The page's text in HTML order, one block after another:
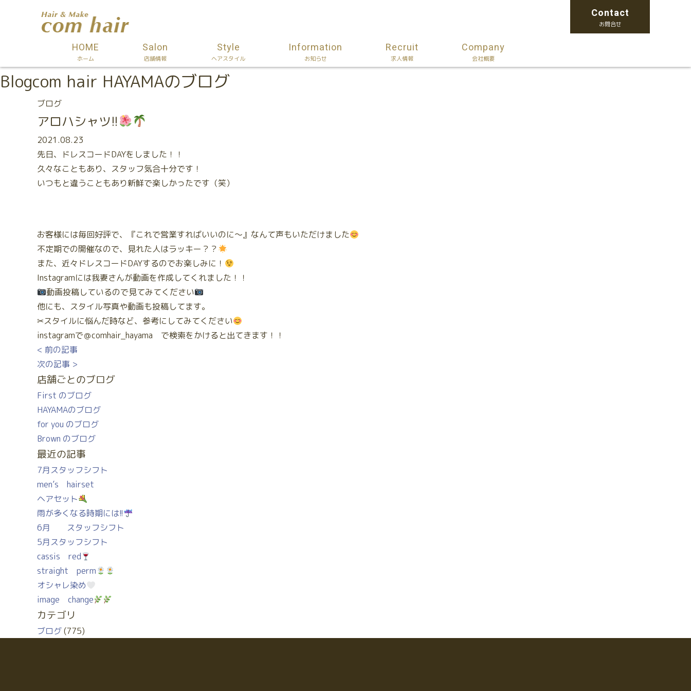
Contact
お問合せ
HOME
ホーム
Salon
店舗情報
Style
ヘアスタイル
Information
お知らせ
Recruit
求人情報
Company
会社概要
Blogcom hair HAYAMAのブログ
ブログ
アロハシャツ!!
2021.08.23
先日、ドレスコードDAYをしました！！
久々なこともあり、スタッフ気合十分です！
いつもと違うこともあり新鮮で楽しかったです（笑）
お客様には毎回好評で、『これで営業すればいいのに～』なんて声もいただけました
不定期での開催なので、見れた人はラッキー？？
また、近々ドレスコードDAYするのでお楽しみに！
Instagramには我妻さんが動画を作成してくれました！！
動画投稿しているので見てみてください
他にも、スタイル写真や動画も投稿してます。
✂スタイルに悩んだ時など、参考にしてみてください
instagramで＠comhair_hayama で検索をかけると出てきます！！
< 前の記事
次の記事 >
店舗ごとのブログ
First のブログ
HAYAMAのブログ
for you のブログ
Brown のブログ
最近の記事
7月スタッフシフト
men’s hairset
ヘアセット
雨が多くなる時期には!!
6月 スタッフシフト
5月スタッフシフト
cassis red
straight perm
オシャレ染め
image change
カテゴリ
ブログ(775)